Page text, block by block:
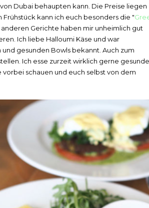
Dubai behaupten kann. Die Preise liegen
Frühstück kann ich euch besonders die "
Gerichte haben mir unheimlich gut
Ich liebe Halloumi Käse und war
gesunden Bowls bekannt. Auch zum
Ich esse zurzeit wirklich gerne gesunde
schauen und euch selbst von dem